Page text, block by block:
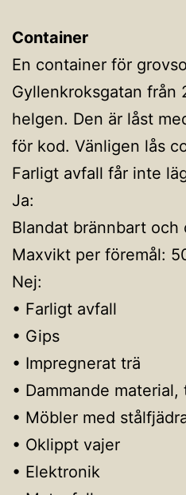
Container
En container för
Gyllenkroksgatan från
helgen. Den är låst
för kod. Vänligen lås
Farligt avfall får inte
Ja:
Blandat brännbart och
Maxvikt per föremål:
Nej:
• Farligt avfall
• Gips
• Impregnerat trä
• Dammande
• Möbler med
• Oklippt vajer
• Elektronik